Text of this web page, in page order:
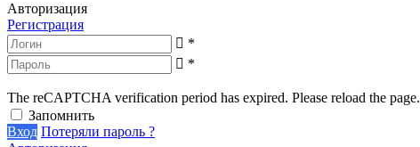
Авторизация
Регистрация
*
*
The reCAPTCHA verification period has expired. Please reload the page.
Запомнить
Вход Потеряли пароль ?